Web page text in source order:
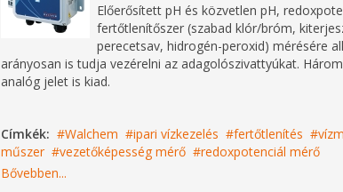
Előerősített pH és közvetlen pH,
fertőtlenítőszer (szabad klór/bróm,
perecetsav, hidrogén-peroxid) mérésére
arányosan is tudja vezérelni az adagolószivattyúkat.
analóg jelet is kiad.
Címkék: Walchem ipari vízkezelés fertőtlenítés
műszer
vezetőképesség mérő
redoxpotenciál mérő
Bővebben...